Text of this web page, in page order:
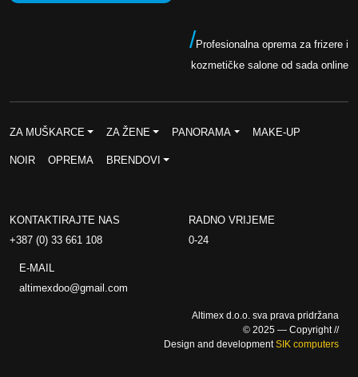
/Profesionalna oprema za frizere i
kozmetičke salone od sada online
ZA MUŠKARCE ZA ŽENE PANORAMA MAKE-UP
NOIR OPREMA BRENDOVI
KONTAKTIRAJTE NAS
+387 (0) 33 661 108
RADNO VRIJEME
0-24
E-MAIL
altimexdoo@gmail.com
Altimex d.o.o. sva prava pridržana
© 2025 — Copyright //
Design and developmentSIK computers